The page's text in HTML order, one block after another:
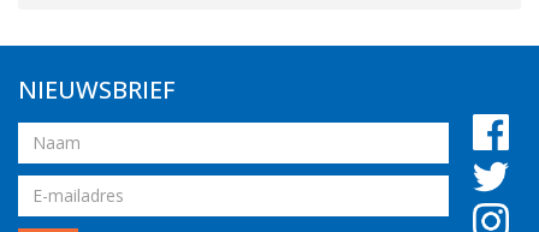
NIEUWSBRIEF
Naam
Email
adres